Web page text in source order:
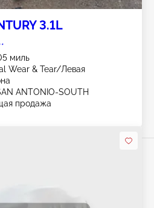
3.1L
миль
Wear & Tear/Левая
ANTONIO-SOUTH
продажа